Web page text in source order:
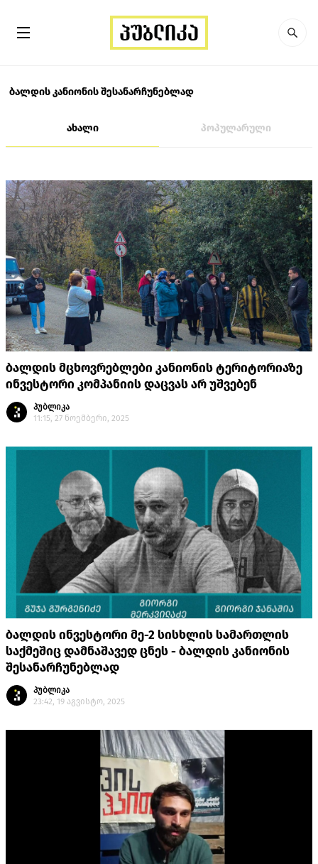
ბალდის კანიონის შესანარჩუნებლად
ახალი პოპულარული
ბალდის მცხოვრებლები კანიონის ტერიტორიაზე
ინვესტორი კომპანიის დაცვას არ უშვებენ
პუბლიკა
11:15, 27 ნოემბერი, 2025
ბალდის ინვესტორი მე-2 სისხლის სამართლის
საქმეშიც დამნაშავედ ცნეს - ბალდის კანიონის
შესანარჩუნებლად
პუბლიკა
23:42, 19 აგვისტო, 2025